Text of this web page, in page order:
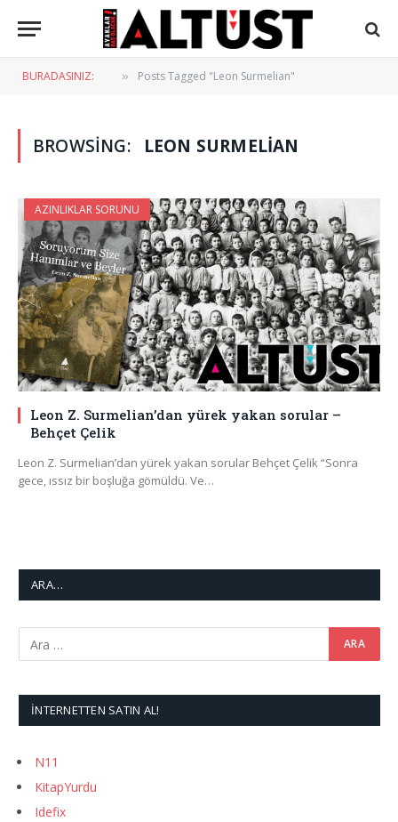
BURADASINIZ: » Posts Tagged "Leon Surmelian"
BROWSING: LEON SURMELIAN
AZINLIKLAR SORUNU
Leon Z. Surmelian’dan yürek yakan sorular –
Behçet Çelik
Leon Z. Surmelian’dan yürek yakan sorular Behçet Çelik “Sonra
gece, ıssız bir boşluğa gömüldü. Ve…
ARA…
İNTERNETTEN SATIN AL!
N11
KitapYurdu
Idefix